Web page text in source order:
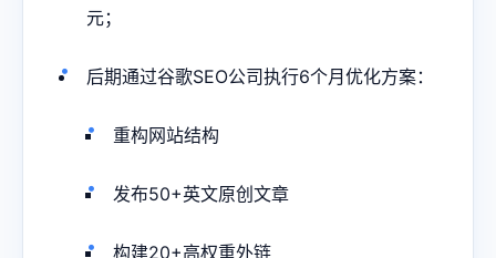
元；
后期通过谷歌SEO公司执行6个月优化方案：
重构网站结构
发布50+英文原创文章
构建20+高权重外链